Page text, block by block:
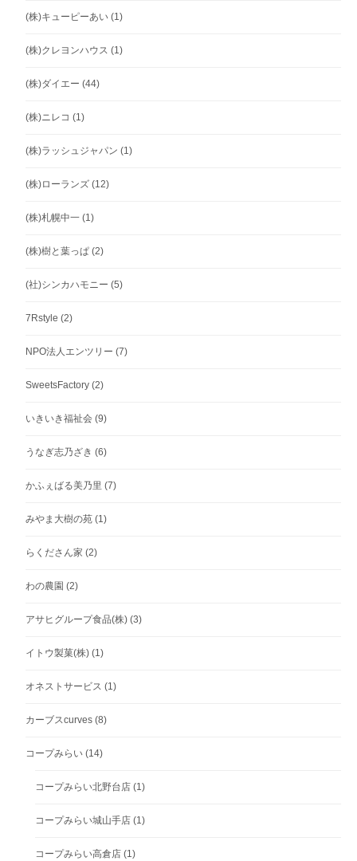
(株)キューピーあい (1)
(株)クレヨンハウス (1)
(株)ダイエー (44)
(株)ニレコ (1)
(株)ラッシュジャパン (1)
(株)ローランズ (12)
(株)札幌中一 (1)
(株)樹と葉っぱ (2)
(社)シンカハモニー (5)
7Rstyle (2)
NPO法人エンツリー (7)
SweetsFactory (2)
いきいき福祉会 (9)
うなぎ志乃ざき (6)
かふぇばる美乃里 (7)
みやま大樹の苑 (1)
らくださん家 (2)
わの農園 (2)
アサヒグループ食品(株) (3)
イトウ製菓(株) (1)
オネストサービス (1)
カーブスcurves (8)
コープみらい (14)
コープみらい北野台店 (1)
コープみらい城山手店 (1)
コープみらい高倉店 (1)